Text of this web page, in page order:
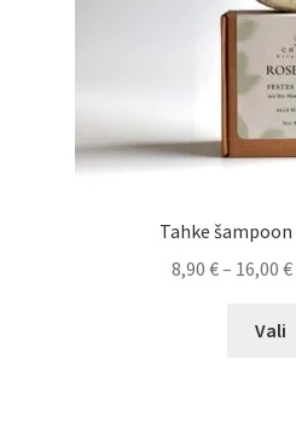
Tahke
8,90 €– 16,00 €
Vali